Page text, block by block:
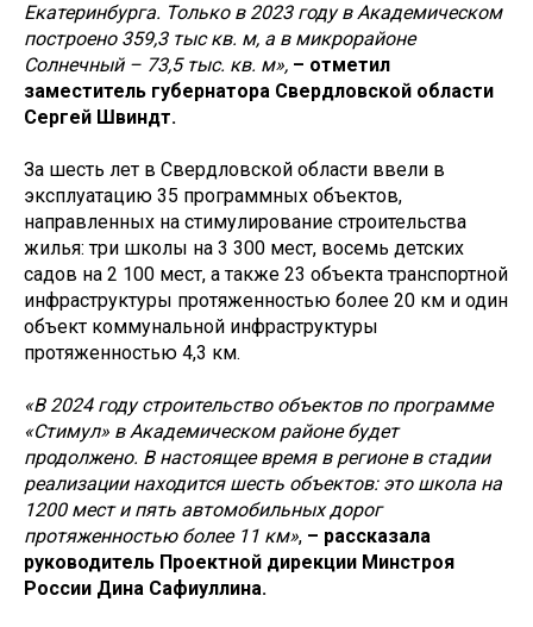
Екатеринбурга. Только в 2023 году в Академическом
построено 359,3 тыс кв. м, а в микрорайоне
Солнечный – 73,5 тыс. кв. м», – отметил
заместитель губернатора Свердловской области
Сергей Швиндт.
За шесть лет в Свердловской области ввели в
эксплуатацию 35 программных объектов,
направленных на стимулирование строительства
жилья: три школы на 3 300 мест, восемь детских
садов на 2 100 мест, а также 23 объекта транспортной
инфраструктуры протяженностью более 20 км и один
объект коммунальной инфраструктуры
протяженностью 4,3 км.
«В 2024 году строительство объектов по программе
«Стимул» в Академическом районе будет
продолжено. В настоящее время в регионе в стадии
реализации находится шесть объектов: это школа на
1200 мест и пять автомобильных дорог
протяженностью более 11 км», – рассказала
руководитель Проектной дирекции Минстроя
России Дина Сафиуллина.